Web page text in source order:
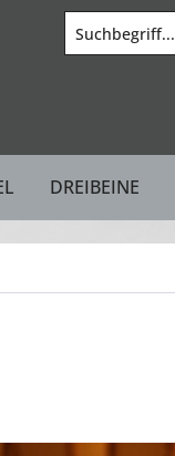
DREIBEINE